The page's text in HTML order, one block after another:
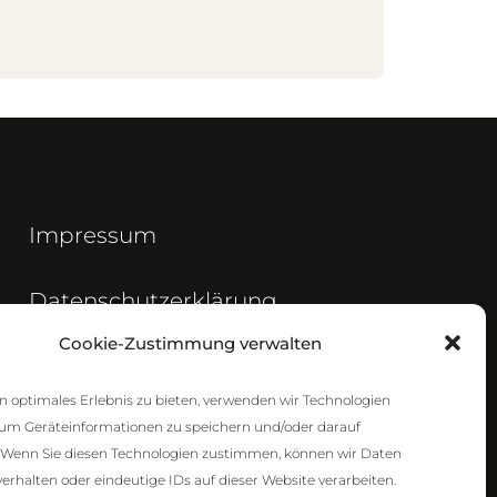
Cookie-Zustimmung verwalten
optimales Erlebnis zu bieten, verwenden wir Technologien
um Geräteinformationen zu speichern und/oder darauf
Sie diesen Technologien zustimmen, können wir Daten
oder eindeutige IDs auf dieser Website verarbeiten.
Impressum
Datenschutzerklärung
Barrierefreiheit